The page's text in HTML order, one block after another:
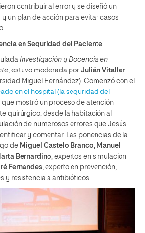
contribuir al error y se diseñó un
y un plan de acción para evitar casos
en Seguridad del Paciente
Investigación y Docencia en
, estuvo moderada por Julián Vitaller
Miguel Hernández). Comenzó con el
en el hospital (la seguridad del
que mostró un proceso de atención
quirúrgico, desde la habitación al
de numerosos errores que Jesús
y comentar. Las ponencias de la
de Miguel Castelo Branco, Manuel
Bernardino, expertos en simulación
Fernandes, experto en prevención,
y resistencia a antibióticos.